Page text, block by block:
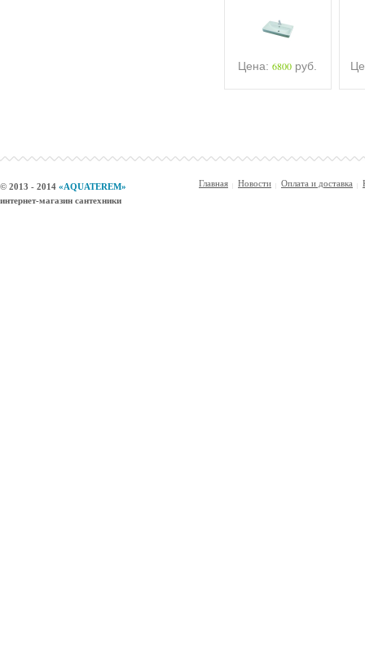
Цена: 6800 руб.
© 2013 - 2014 «AQUATEREM»
интернет-магазин сантехники
Главная Новости Оплата и доставка